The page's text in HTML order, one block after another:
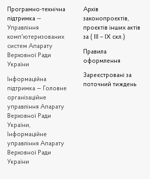
Програмно-технічна
підтримка —
Управління
комп'ютеризованих
систем Апарату
Верховної Ради
України
Iнформаційна
підтримка — Головне
організаційне
управління Апарату
Верховної Ради
України,
Інформаційне
управління Апарату
Верховної Ради
України
Архів
законопроєктів,
проєктів інших актів
за ( III – IX скл.)
Правила
оформлення
Зареєстровані за
поточний тиждень